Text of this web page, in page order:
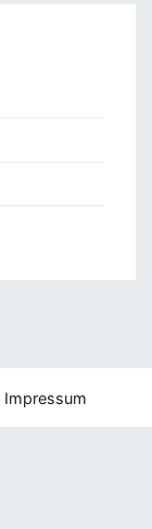
Impressum